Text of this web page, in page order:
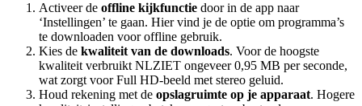
Activeer de offline kijkfunctie door in de app naar
‘Instellingen’ te gaan. Hier vind je de optie om programma’s
te downloaden voor offline gebruik.
Kies de kwaliteit van de downloads. Voor de hoogste
kwaliteit verbruikt NLZIET ongeveer 0,95 MB per seconde,
wat zorgt voor Full HD-beeld met stereo geluid.
Houd rekening met de opslagruimte op je apparaat. Hogere